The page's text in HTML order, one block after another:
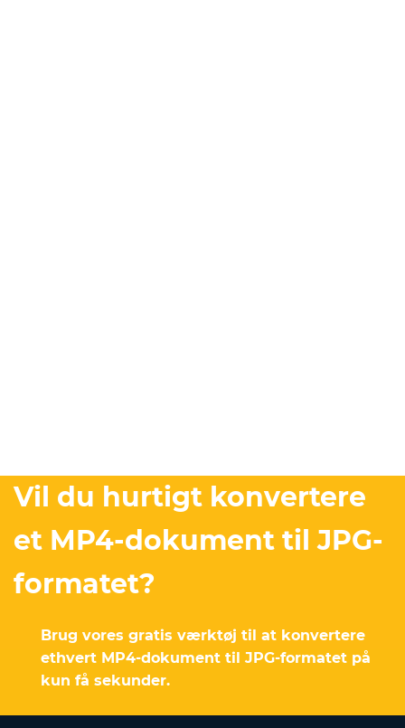
Vil du hurtigt konvertere
et MP4-dokument til JPG-
formatet?
Brug vores gratis værktøj til at konvertere
ethvert MP4-dokument til JPG-formatet på
kun få sekunder.